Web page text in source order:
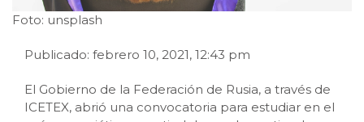
Foto: unsplash
Publicado: febrero 10, 2021, 12:43 pm
El Gobierno de la Federación de Rusia, a través de
ICETEX, abrió una convocatoria para estudiar en el